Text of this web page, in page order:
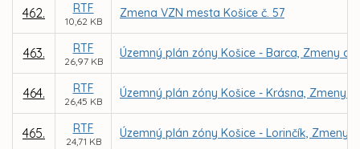
462. RTF
10,62 KB
Zmena VZN mesta Košice č. 57
463. RTF
26,97 KB
Územný plán zóny Košice - Barca, Zmeny a
464. RTF
26,45 KB
Územný plán zóny Košice - Krásna, Zmeny a
465. RTF
24,71 KB
Územný plán zóny Košice - Lorinčík, Zmeny